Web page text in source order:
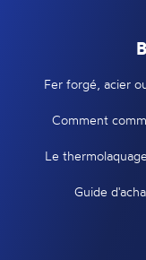
Fer forgé, acier
Comment
Le
Guide